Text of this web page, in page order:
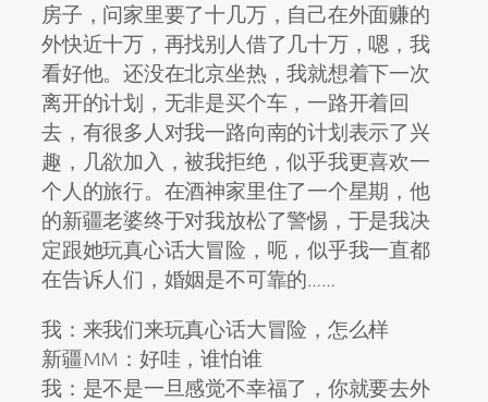
房子，问家里要了十几万，自己在外面赚的
外快近十万，再找别人借了几十万，嗯，我
看好他。还没在北京坐热，我就想着下一次
离开的计划，无非是买个车，一路开着回
去，有很多人对我一路向南的计划表示了兴
趣，几欲加入，被我拒绝，似乎我更喜欢一
个人的旅行。在酒神家里住了一个星期，他
的新疆老婆终于对我放松了警惕，于是我决
定跟她玩真心话大冒险，呃，似乎我一直都
在告诉人们，婚姻是不可靠的……
我：来我们来玩真心话大冒险，怎么样
新疆MM：好哇，谁怕谁
我：是不是一旦感觉不幸福了，你就要去外